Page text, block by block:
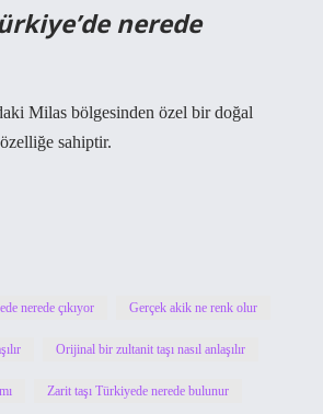
nerede
Milas bölgesinden özel bir doğal
sahiptir.
nerede çıkıyor Gerçek akik ne renk olur
Orijinal bir zultanit taşı nasıl anlaşılır
Zarit taşı Türkiyede nerede bulunur